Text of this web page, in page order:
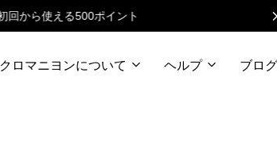
ニュースレターで毎月500円クーポン
クロマニヨンについて ヘルプ ブログ